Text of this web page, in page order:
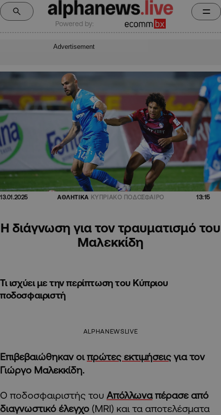
Powered by:
Advertisement
13.01.2025 ΑΘΛΗΤΙΚΑ ΚΥΠΡΙΑΚΟ ΠΟΔΟΣΦΑΙΡΟ 13:15
Η διάγνωση για τον τραυματισμό του
Μαλεκκίδη
Τι ισχύει με την περίπτωση του Κύπριου
ποδοσφαιριστή
ALPHANEWSLIVE
Επιβεβαιώθηκαν οιπρώτες εκτιμήσεις για τον
Γιώργο Μαλεκκίδη.
Ο ποδοσφαιριστής του Απόλλωναπέρασε από
διαγνωστικό έλεγχο (MRI) και τα αποτελέσματα